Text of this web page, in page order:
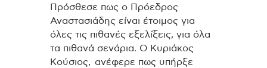
Πρόσθεσε πως ο Πρόεδρος
Αναστασιάδης είναι έτοιμος για
όλες τις πιθανές εξελίξεις, για όλα
τα πιθανά σενάρια. Ο Κυριάκος
Κούσιος, ανέφερε πως υπήρξε